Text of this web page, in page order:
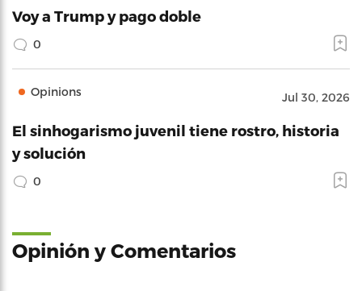
Voy a Trump y pago doble
0
Opinions Jul 30, 2026
El sinhogarismo juvenil tiene rostro, historia
y solución
0
Opinión y Comentarios